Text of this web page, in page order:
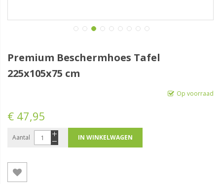
Premium Beschermhoes Tafel
225x105x75 cm
Op voorraad
€ 47,95
Aantal IN WINKELWAGEN